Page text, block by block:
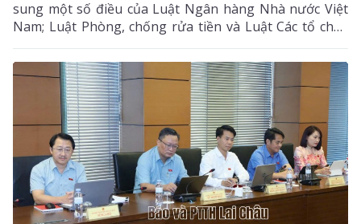
sung một số điều của Luật Ngân hàng Nhà nước Việt
Nam; Luật Phòng, chống rửa tiền và Luật Các tổ chức
tín dụng; Dự thảo Nghị quyết của Quốc hội về công tác
phòng, chống tội phạm và vi phạm pháp luật, công tác
của Viện kiểm sát nhân dân, Tòa án nhân dân và công
tác thi hành án. Đồng chí Sùng A Hồ - Phó Bí thư Tỉnh
ủy, Trưởng Đoàn ĐBQH tỉnh Lai Châu chủ trì phiên
thảo luận tại tổ.